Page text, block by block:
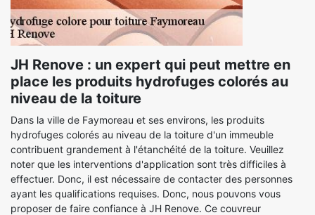
JH Renove : un expert qui peut mettre en
place les produits hydrofuges colorés au
niveau de la toiture
Dans la ville de Faymoreau et ses environs, les produits
hydrofuges colorés au niveau de la toiture d'un immeuble
contribuent grandement à l'étanchéité de la toiture. Veuillez
noter que les interventions d'application sont très difficiles à
effectuer. Donc, il est nécessaire de contacter des personnes
ayant les qualifications requises. Donc, nous pouvons vous
proposer de faire confiance à JH Renove. Ce couvreur